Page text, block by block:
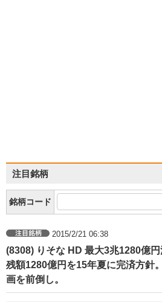
注目銘柄
銘柄コード
2015/2/21 06:38
(8308) りそな HD 最大3兆1280億
残額1280億円を15年夏に完済方針
画を前倒し。